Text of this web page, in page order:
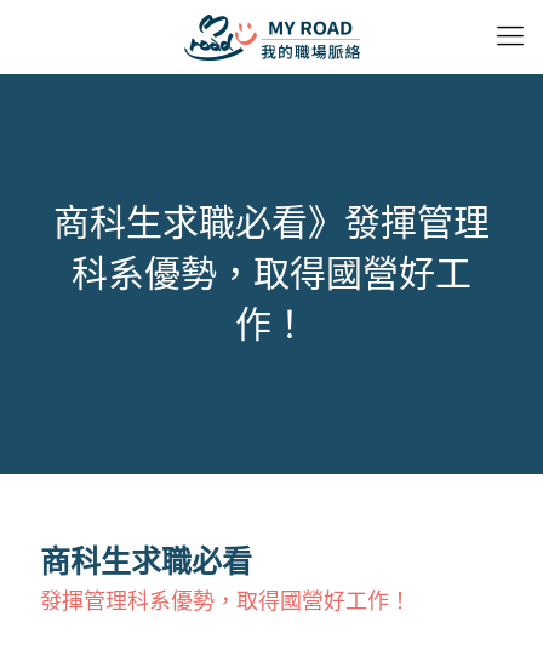
商科生求職必看》發揮管理
科系優勢，取得國營好工
作！
商科生求職必看
發揮管理科系優勢，取得國營好工作！